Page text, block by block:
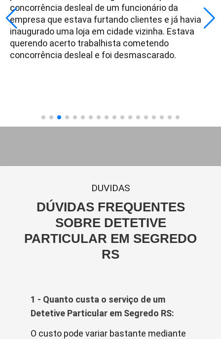
concorrência desleal de um funcionário da
empresa que estava furtando clientes e já havia
inaugurado uma loja em cidade vizinha. Estava
querendo acerto trabalhista cometendo
concorrência desleal e foi desmascarado.
DUVIDAS
DÚVIDAS FREQUENTES
SOBRE DETETIVE
PARTICULAR EM SEGREDO
RS
1 - Quanto custa o serviço de um
Detetive Particular em Segredo RS:
O custo pode variar bastante mediante